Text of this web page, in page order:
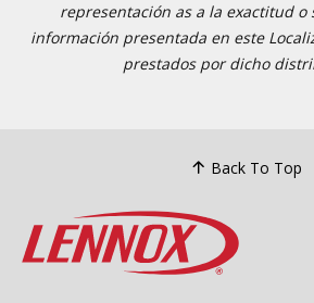
representación as a la exactitud o
información presentada en este
prestados por dicho
Back To Top